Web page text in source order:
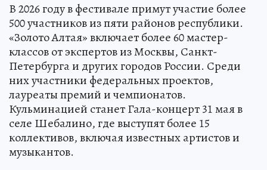
В 2026 году в фестивале примут участие более
500 участников из пяти районов республики.
«Золото Алтая» включает более 60 мастер-
классов от экспертов из Москвы, Санкт-
Петербурга и других городов России. Среди
них участники федеральных проектов,
лауреаты премий и чемпионатов.
Кульминацией станет Гала-концерт 31 мая в
селе Шебалино, где выступят более 15
коллективов, включая известных артистов и
музыкантов.